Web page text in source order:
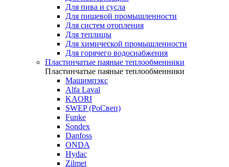
Для пива и сусла
Для пищевой промышленности
Для систем отопления
Для теплицы
Для химической промышленности
Для горячего водоснабжения
Пластинчатые паяные теплообменники
Пластинчатые паяные теплообменники
Машимпэкс
Alfa Laval
KAORI
SWEP (РоСвеп)
Funke
Sondex
Danfoss
ONDA
Hydac
Zilmet